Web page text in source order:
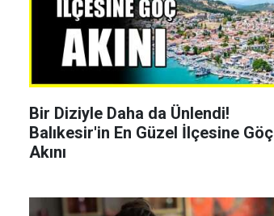
Bir Diziyle Daha da Ünlendi!
Balıkesir'in En Güzel İlçesine Göç
Akını